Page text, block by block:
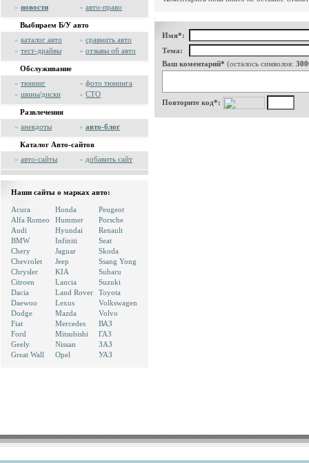
» новости » авто-право
Выбираем Б/У авто
» каталог авто » сравнить авто
» тест-драйвы » отзывы об авто
Обслуживание
» тюнинг » фото тюнинга
» шины/диски » СТО
Развлечения
» анекдоты » авто-блог
Каталог Авто-сайтов
» авто-сайты » добавить сайт
Наши сайты о марках авто:
Acura
Alfa Romeo
Audi
BMW
Chery
Chevrolet
Chrysler
Citroen
Dacia
Daewoo
Dodge
Fiat
Ford
Geely
Great Wall
Honda
Hummer
Hyundai
Infiniti
Jaguar
Jeep
KIA
Lancia
Land Rover
Lexus
Mazda
Mercedes
Mitsubishi
Nissan
Opel
Peugeot
Porsche
Renault
Seat
Skoda
Ssang Yong
Subaru
Suzuki
Toyota
Volkswagen
Volvo
ВАЗ
ГАЗ
ЗАЗ
УАЗ
Имя*:
Тема:
Ваш коментарий* (осталось символов:
Повторите код*: